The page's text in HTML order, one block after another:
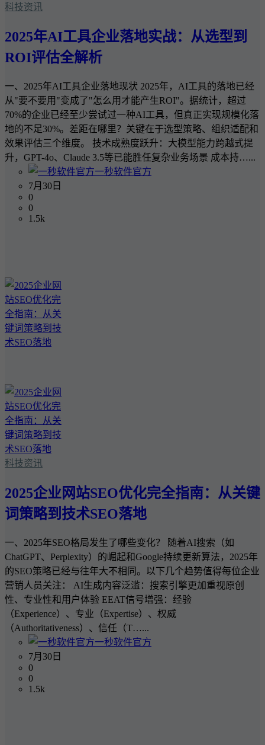
科技资讯
2025年AI工具企业落地实战：从选型到
ROI评估全解析
一、2025年AI工具企业落地现状 2025年，AI工具的落地已经
从"要不要用"变成了"怎么用才能产生ROI"。据统计，超过
70%的企业已经至少尝试过一种AI工具，但真正实现规模化落
地的不足30%。差距在哪里？关键在于选型策略、组织适配和
效果评估三个维度。 技术成熟度跃升：大模型能力跨越式提
升，GPT-4o、Claude 3.5等已能胜任复杂业务场景 成本持…...
一秒软件官方
7月30日
0
0
1.5k
科技资讯
2025企业网站SEO优化完全指南：从关键
词策略到技术SEO落地
一、2025年SEO格局发生了哪些变化？ 随着AI搜索（如
ChatGPT、Perplexity）的崛起和Google持续更新算法，2025年
的SEO策略已经与往年大不相同。以下几个趋势值得每位企业
营销人员关注： AI生成内容泛滥：搜索引擎更加重视原创
性、专业性和用户体验 EEAT信号增强：经验
（Experience）、专业（Expertise）、权威
（Authoritativeness）、信任（T…...
一秒软件官方
7月30日
0
0
1.5k